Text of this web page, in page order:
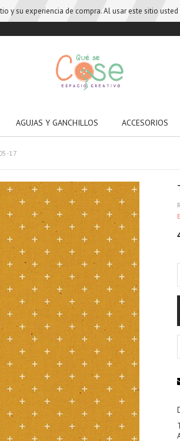
y su experiencia de compra. Al usar este sitio usted
AGUJAS Y GANCHILLOS ACCESORIOS
17